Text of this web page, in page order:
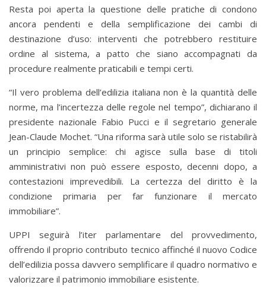
Resta poi aperta la questione delle pratiche di condono
ancora pendenti e della semplificazione dei cambi di
destinazione d’uso: interventi che potrebbero restituire
ordine al sistema, a patto che siano accompagnati da
procedure realmente praticabili e tempi certi.
“Il vero problema dell’edilizia italiana non è la quantità delle
norme, ma l’incertezza delle regole nel tempo”, dichiarano il
presidente nazionale Fabio Pucci e il segretario generale
Jean-Claude Mochet. “Una riforma sarà utile solo se ristabilirà
un principio semplice: chi agisce sulla base di titoli
amministrativi non può essere esposto, decenni dopo, a
contestazioni imprevedibili. La certezza del diritto è la
condizione primaria per far funzionare il mercato
immobiliare”.
UPPI seguirà l’iter parlamentare del provvedimento,
offrendo il proprio contributo tecnico affinché il nuovo Codice
dell’edilizia possa davvero semplificare il quadro normativo e
valorizzare il patrimonio immobiliare esistente.